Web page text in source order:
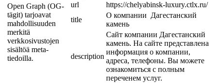
Open Graph (OG-
tägit) tarjoavat
mahdollisuuden
merkitä
verkkosivustojen
sisältöä meta-
tiedoilla.
url
https://chelyabinsk-luxury.ctlx.ru/
title
О компании  Дагестанский
камень
description
Сайт компании Дагестанский
камень. На сайте представлена
информация о компании,
адреса, телефоны. Вы можете
ознакомиться с полным
переченем услуг.